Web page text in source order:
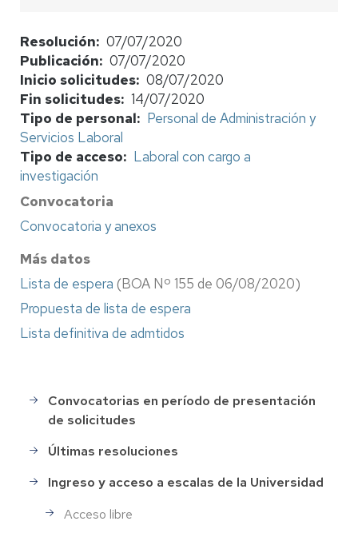
Resolución
07/07/2020
Publicación
07/07/2020
Inicio solicitudes 08/07/2020
Fin solicitudes 14/07/2020
Tipo de personal
Personal de Administración y
Servicios Laboral
Tipo de acceso
Laboral con cargo a
investigación
Convocatoria
Convocatoria y anexos
Más datos
Lista de espera (BOA Nº 155 de 06/08/2020)
Propuesta de lista de espera
Lista definitiva de admtidos
Selección
de
Personal
Convocatorias en período de presentación
de solicitudes
Últimas resoluciones
Ingreso y acceso a escalas de la Universidad
Acceso libre